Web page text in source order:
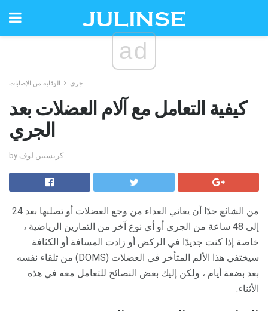
ad
جري الوقاية من الإصابات
كيفية التعامل مع آلام العضلات بعد
الجري
by كريستين لوف
من الشائع جدًا أن يعاني العداء من وجع العضلات أو تصلبها بعد 24
إلى 48 ساعة من الجري أو أي نوع آخر من التمارين الرياضية ،
خاصة إذا كنت جديدًا في الركض أو زادت المسافة أو الكثافة.
سيختفي هذا الألم المتأخر في العضلات (DOMS) من تلقاء نفسه
بعد بضعة أيام ، ولكن إليك بعض النصائح للتعامل معه في هذه
الأثناء.